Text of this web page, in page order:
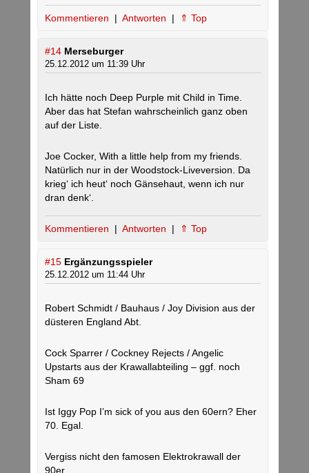
Kommentieren | Antworten | ⇑ Top
#14 Merseburger
25.12.2012 um 11:39 Uhr
Ich hätte noch Deep Purple mit Child in Time.
Aber das hat Stefan wahrscheinlich ganz oben
auf der Liste.
Joe Cocker, With a little help from my friends.
Natürlich nur in der Woodstock-Liveversion. Da
krieg‘ ich heut‘ noch Gänsehaut, wenn ich nur
dran denk‘.
Kommentieren | Antworten | ⇑ Top
#15 Ergänzungsspieler
25.12.2012 um 11:44 Uhr
Robert Schmidt / Bauhaus / Joy Division aus der
düsteren England Abt.
Cock Sparrer / Cockney Rejects / Angelic
Upstarts aus der Krawallabteiling – ggf. noch
Sham 69
Ist Iggy Pop I’m sick of you aus den 60ern? Eher
70. Egal.
Vergiss nicht den famosen Elektrokrawall der
90er.